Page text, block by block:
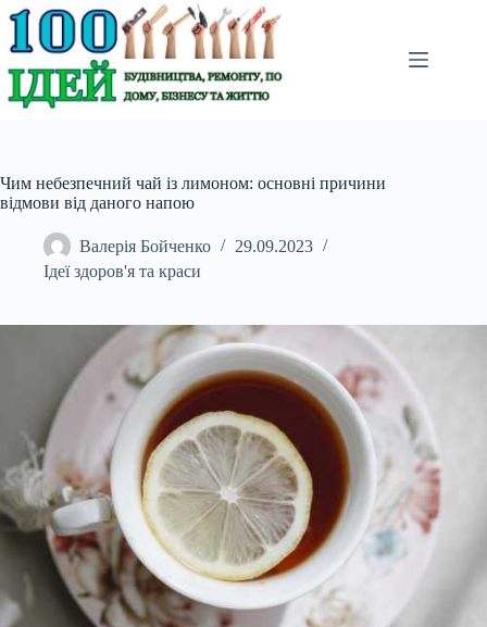
Перейти
до
вмісту
Чим небезпечний чай із лимоном: основні причини
відмови від даного напою
Валерія Бойченко
29.09.2023
Ідеї здоров'я та краси